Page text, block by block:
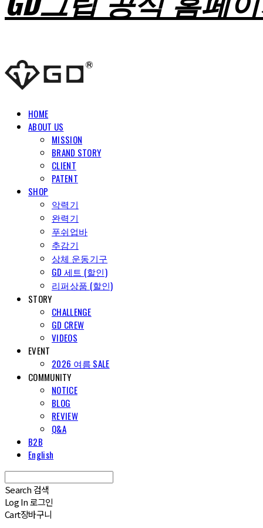
HOME
ABOUT US
MISSION
BRAND STORY
CLIENT
PATENT
SHOP
악력기
완력기
푸쉬업바
추감기
상체 운동기구
GD 세트 (할인)
리퍼상품 (할인)
STORY
CHALLENGE
GD CREW
VIDEOS
EVENT
2026 여름 SALE
COMMUNITY
NOTICE
BLOG
REVIEW
Q&A
B2B
English
Search 검색
Log In로그인
Cart장바구니